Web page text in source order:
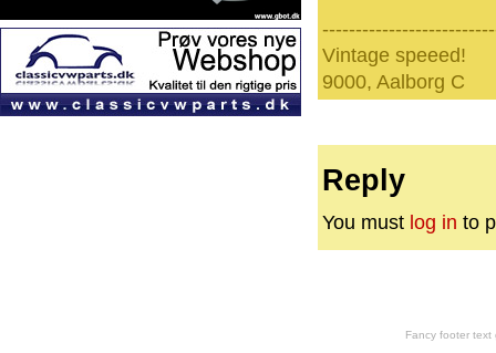
Vintage speeed!
9000, Aalborg C
Reply
You must log in to
Fancy footer